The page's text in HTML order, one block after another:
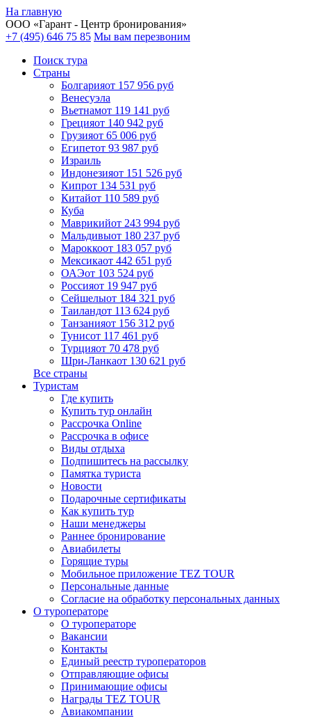
На главную
ООО «Гарант - Центр бронирования»
+7 (495) 646 75 85 Мы вам перезвоним
Поиск тура
Cтраны
Болгарияот 157 956 руб
Венесуэла
Вьетнамот 119 141 руб
Грецияот 140 942 руб
Грузияот 65 006 руб
Египетот 93 987 руб
Израиль
Индонезияот 151 526 руб
Кипрот 134 531 руб
Китайот 110 589 руб
Куба
Маврикийот 243 994 руб
Мальдивыот 180 237 руб
Мароккоот 183 057 руб
Мексикаот 442 651 руб
ОАЭот 103 524 руб
Россияот 19 947 руб
Сейшелыот 184 321 руб
Таиландот 113 624 руб
Танзанияот 156 312 руб
Тунисот 117 461 руб
Турцияот 70 478 руб
Шри-Ланкаот 130 621 руб
Все страны
Туристам
Где купить
Купить тур онлайн
Рассрочка Online
Рассрочка в офисе
Виды отдыха
Подпишитесь на рассылку
Памятка туриста
Новости
Подарочные сертификаты
Как купить тур
Наши менеджеры
Раннее бронирование
Авиабилеты
Горящие туры
Мобильное приложение TEZ TOUR
Персональные данные
Согласие на обработку персональных данных
О туроператоре
О туроператоре
Вакансии
Контакты
Единый реестр туроператоров
Отправляющие офисы
Принимающие офисы
Награды TEZ TOUR
Авиакомпании